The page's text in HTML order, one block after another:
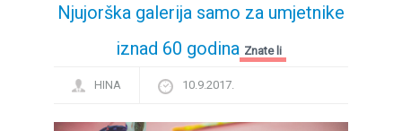
Njujorška galerija samo za umjetnike
iznad 60 godina Znate li
HINA 10.9.2017.